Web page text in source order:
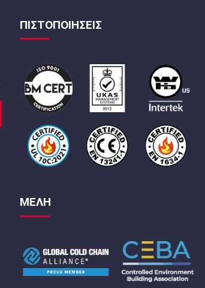
ΠΙΣΤΟΠΟΙΗΣΕΙΣ
ΜΕΛΗ